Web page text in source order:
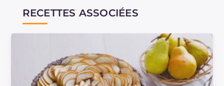
RECETTES ASSOCIÉES